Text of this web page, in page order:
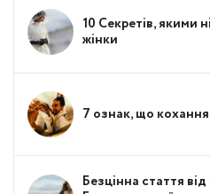
10 Секретів, якими
жінки
7 ознак, що
Безцінна стаття